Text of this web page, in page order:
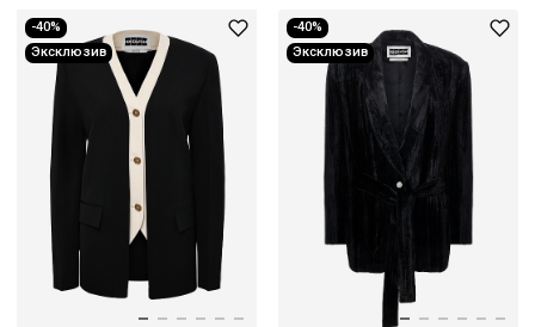
-40%
Эксклюзив
-40%
Эксклюзив